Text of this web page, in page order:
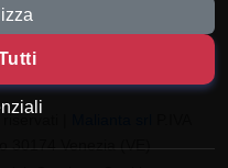
30174 Venezia (VE)